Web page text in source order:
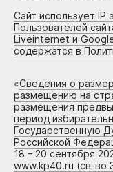
Сайт использует IP
Пользователей
Liveinternet и
содержатся в
«Сведения о
размещению на
размещения
период
Государственную
Российской
18 – 20 сентября
www.kp40.ru (св-во